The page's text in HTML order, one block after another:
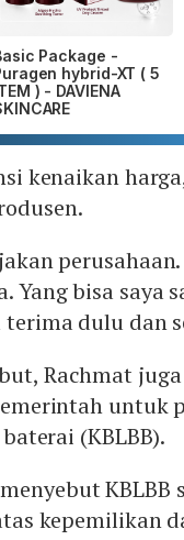
Package -
hybrid-XT ( 5
) - DAVIENA
kenaikan
Yang bisa saya
dulu dan
Rachmat
untuk
(KBLBB).
KBLBB
kepemilikan